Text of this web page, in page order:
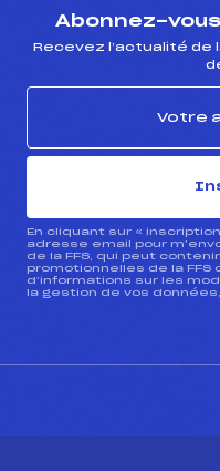
Abonnez-
Recevez l’actualité de
En cliquant sur «
adresse email pour
de la FFS, qui peut
promotionnelles de la FFS
d’informations sur les
la gestion de vos